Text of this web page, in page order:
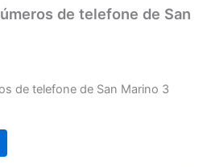
de telefone de San
de telefone de San Marino 3